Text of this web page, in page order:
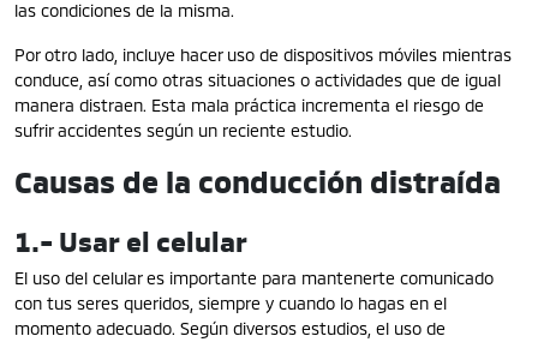
las condiciones de la misma.
Por otro lado, incluye hacer uso de dispositivos móviles mientras
conduce, así como otras situaciones o actividades que de igual
manera distraen. Esta mala práctica incrementa el riesgo de
sufrir accidentes según un reciente estudio.
Causas de la conducción distraída
1.- Usar el celular
El uso del celular es importante para mantenerte comunicado
con tus seres queridos, siempre y cuando lo hagas en el
momento adecuado. Según diversos estudios, el uso de